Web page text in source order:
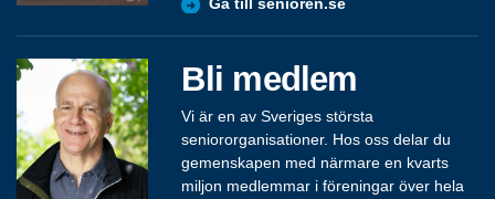
Gå till senioren.se
Bli medlem
Vi är en av Sveriges största
seniororganisationer. Hos oss delar du
gemenskapen med närmare en kvarts
miljon medlemmar i föreningar över hela